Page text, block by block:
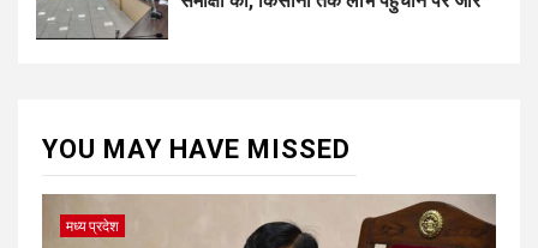
YOU MAY HAVE MISSED
मध्य प्रदेश